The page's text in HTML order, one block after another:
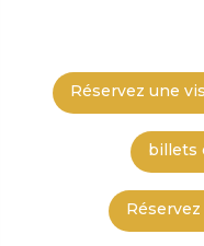
Réservez une
billets